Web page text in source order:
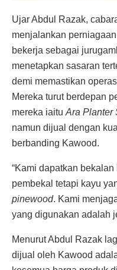
Ujar Abdul Razak,
menjalankan
bekerja sebagai
menetapkan sasaran
demi memastikan
Mereka turut berdepan
mereka iaitu Ara Planter
namun dijual dengan
berbanding Kawood.
“Kami dapatkan
pembekal tetapi kayu
pinewood. Kami
yang digunakan adalah
Menurut Abdul Razak
dijual oleh Kawood